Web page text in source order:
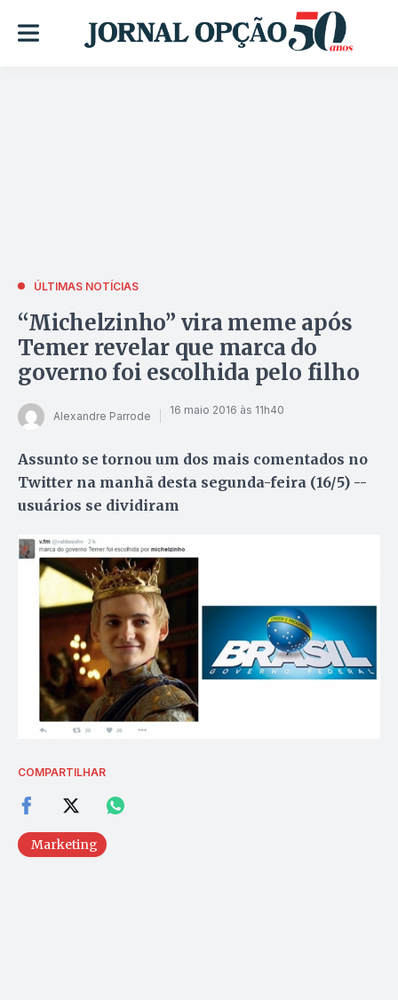
ÚLTIMAS NOTÍCIAS
“Michelzinho” vira meme após
Temer revelar que marca do
governo foi escolhida pelo filho
Alexandre Parrode 16 maio 2016 às 11h40
Assunto se tornou um dos mais comentados no
Twitter na manhã desta segunda-feira (16/5) --
usuários se dividiram
COMPARTILHAR
Marketing